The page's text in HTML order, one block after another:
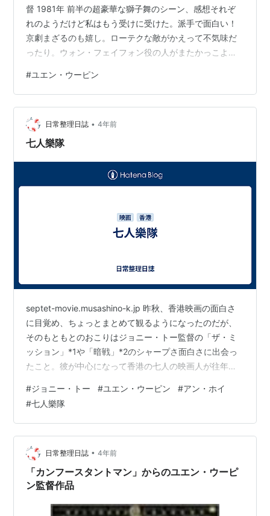
督 1981年 前半の超豪華な獅子舞のシーン、感想それぞ
れのようだけど私はもう受けに受けた。派手で面白い！
京劇まざるのも嬉し。ローテクな敵がかえって不気味だ
ったり。ウォン・フェイフォン役の人がまたかっこよ
#ユエン・ウーピン
日常整理日誌 • 4年前
七人樂隊
septet-movie.musashino-k.jp 昨秋、香港映画の面白さ
に目覚め、ちょっとまとめて観るようになったのだが、
そのもともとのおこりはジョニー・トー監督の「ザ・ミ
ッション」*1や「暗戦」*2のシャープさ面白さに出会っ
たこと。彼が中心になって香港の七人の映画人が往年の
ーにやってきたので観に行った。 ジョニー・トーの「ぼ
ろ儲け」は、投資で一儲けしようかなという男女三人の
ランチタイムの会話が時系列に並べられているのだけ
ど、登場人物がぎらぎらしていなくなんともいえないお
かしみや教訓がありシャープなんだけど温かいあの作風
やっぱり良いなあと…
#ジョニー・トー #ユエン・ウーピン #アン・ホイ
#七人樂隊
日常整理日誌 • 4年前
「カンフースタントマン」からのユエン・ウーピ
ン監督作品